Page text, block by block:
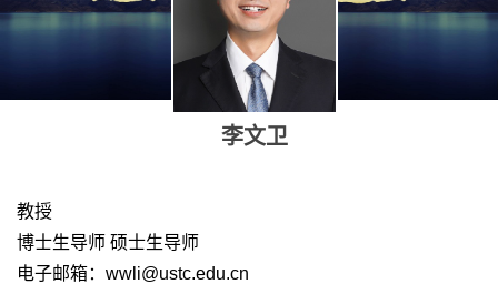
李文卫
教授
博士生导师 硕士生导师
电子邮箱： wwli@ustc.edu.cn